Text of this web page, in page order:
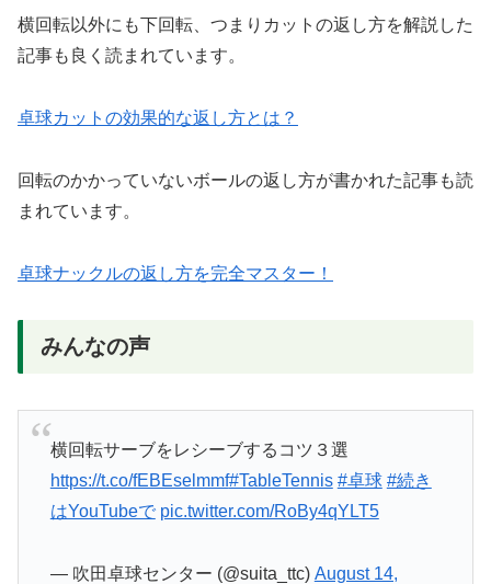
横回転以外にも下回転、つまりカットの返し方を解説した
記事も良く読まれています。
卓球カットの効果的な返し方とは？
回転のかかっていないボールの返し方が書かれた記事も読
まれています。
卓球ナックルの返し方を完全マスター！
みんなの声
横回転サーブをレシーブするコツ３選
https://t.co/fEBEselmmf#TableTennis #卓球 #続き
はYouTubeで pic.twitter.com/RoBy4qYLT5
— 吹田卓球センター (@suita_ttc) August 14,